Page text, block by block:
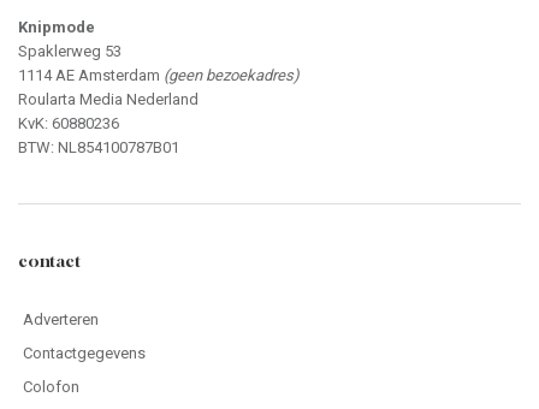
Knipmode
Spaklerweg 53
1114 AE Amsterdam (geen bezoekadres)
Roularta Media Nederland
KvK: 60880236
BTW: NL854100787B01
contact
Adverteren
Contactgegevens
Colofon